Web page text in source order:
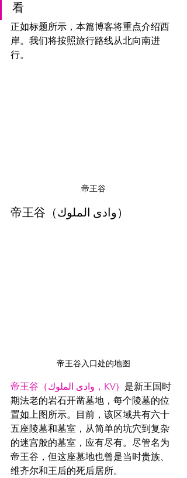
看
正如标题所示，本篇博客将重点介绍西
岸。我们将按照旅行路线从北向南进
行。
帝王谷
帝王谷（ وادى الملوك）
帝王谷入口处的地图
帝王谷（وادى الملوك，KV） 是新王国时
期法老的岩石开凿墓地，每个陵墓的位
置如上图所示。目前，该区域共有六十
五座陵墓和墓室，从简单的坑穴到复杂
的迷宫般的墓室，应有尽有。尽管名为
帝王谷，但这座墓地也曾是当时贵族、
维齐尔和王后的死后居所。